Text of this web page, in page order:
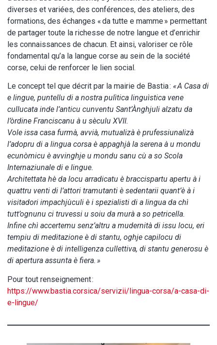
diverses et variées, des conférences, des ateliers, des
formations, des échanges « da tutte e mamme » permettant
de partager toute la richesse de notre langue et d’enrichir
les connaissances de chacun. Et ainsi, valoriser ce rôle
fondamental qu’a la langue corse au sein de la société
corse, celui de renforcer le lien social.
Le concept tel que décrit par la mairie de Bastia : « A Casa di
e lingue, puntellu di a nostra pulìtica linguìstica vene
cullucata inde l’anticu cunventu Sant’Ànghjuli alzatu da
l’òrdine Franciscanu à u sèculu XVII.
Vole issa casa furmà, avvià, mutualizà è prufessiunalizà
l’adopru di a lingua corsa è appaghjà la serena à u mondu
ecunòmicu è avvinghje u mondu sanu cù a so Scola
Internaziunale di e lingue.
Architettata hè da locu arradicatu è braccispartu apertu à i
quattru venti di l’attori tramutanti è sedentarii quant’è à i
visitadori impachjùculi è i spezialisti di a lingua da chì
tutt’ognunu ci truvessi u soiu da murà a so petricella.
Infine chì accertemu senz’altru a mudernità di issu locu, eri
tempiu di meditazione è di stantu, oghje capilocu di
meditazione è di intelligenza cullettiva, di stantu generosu è
di apertura assunta è fiera. »
Pour tout renseignement :
https://www.bastia.corsica/servizii/lingua-corsa/a-casa-di-
e-lingue/